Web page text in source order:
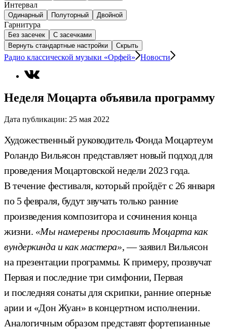
Интервал
Одинарный Полуторный Двойной
Гарнитура
Без засечек
С засечками
Вернуть стандартные настройки
Скрыть
Радио классической музыки «Орфей» Новости
Неделя Моцарта объявила программу
Дата публикации: 25 мая 2022
Художественный руководитель Фонда Моцартеум
Роландо Вильясон представляет новый подход для
проведения Моцартовской недели 2023 года.
В течение фестиваля, который пройдёт с 26 января
по 5 февраля, будут звучать только ранние
произведения композитора и сочинения конца
жизни. «Мы намерены прославить Моцарта как
вундеркинда и как мастера», — заявил Вильясон
на презентации программы. К примеру, прозвучат
Первая и последние три симфонии, Первая
и последняя сонаты для скрипки, ранние оперные
арии и «Дон Жуан» в концертном исполнении.
Аналогичным образом представят фортепианные